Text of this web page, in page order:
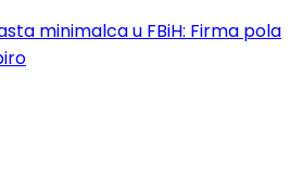
minimalca u FBiH: Firma pola